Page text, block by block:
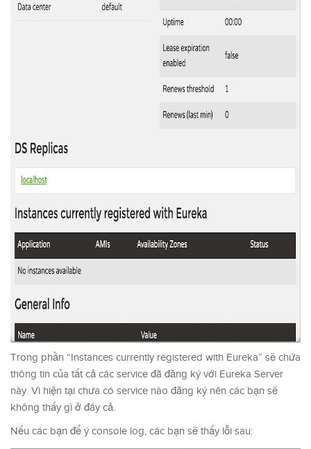
Trong phần “Instances currently registered with Eureka” sẽ chứa
thông tin của tất cả các service đã đăng ký với Eureka Server
này. Vì hiện tại chưa có service nào đăng ký nên các bạn sẽ
không thấy gì ở đây cả.
Nếu các bạn để ý console log, các bạn sẽ thấy lỗi sau: